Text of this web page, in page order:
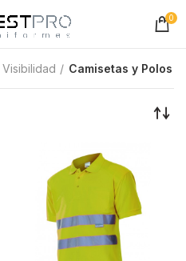
0
Visibilidad Camisetas y Polos